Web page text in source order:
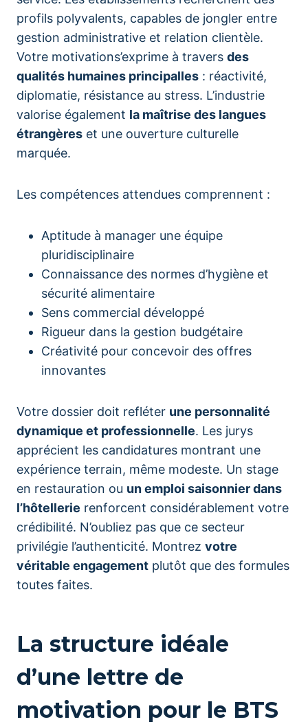
profils polyvalents, capables de jongler entre
gestion administrative et relation clientèle.
Votre motivations’exprime à travers des
qualités humaines principalles : réactivité,
diplomatie, résistance au stress. L’industrie
valorise également la maîtrise des langues
étrangères et une ouverture culturelle
marquée.
Les compétences attendues comprennent :
Aptitude à manager une équipe
pluridisciplinaire
Connaissance des normes d’hygiène et
sécurité alimentaire
Sens commercial développé
Rigueur dans la gestion budgétaire
Créativité pour concevoir des offres
innovantes
Votre dossier doit refléter une personnalité
dynamique et professionnelle. Les jurys
apprécient les candidatures montrant une
expérience terrain, même modeste. Un stage
en restauration ou un emploi saisonnier dans
l’hôtellerie renforcent considérablement votre
crédibilité. N’oubliez pas que ce secteur
privilégie l’authenticité. Montrez votre
véritable engagement plutôt que des formules
toutes faites.
La structure idéale
d’une lettre de
motivation pour le BTS